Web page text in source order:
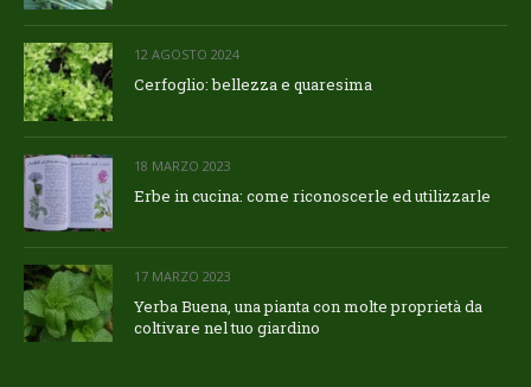
12 AGOSTO 2024
Cerfoglio: bellezza e quaresima
18 MARZO 2023
Erbe in cucina: come riconoscerle ed utilizzarle
17 MARZO 2023
Yerba Buena, una pianta con molte proprietà da
coltivare nel tuo giardino